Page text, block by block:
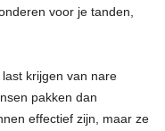
voor je tanden,
krijgen van nare
pakken dan
effectief zijn, maar ze